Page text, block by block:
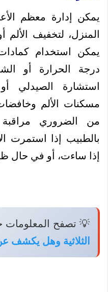
يمكن إدارة معظم
المنزل، لتخفيف
يمكن استخدام
درجة الحرارة أو
استشارة الصيدلي
مسكنات الألم
من الضروري مراقبة
بالطبيب إذا استمرت
إذا ساءت، أو في حال
💡 تصفح المعلومات
الثلاثية وهل يكشف